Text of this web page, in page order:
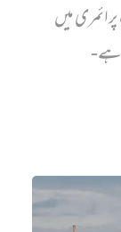
میں‌
ہے-